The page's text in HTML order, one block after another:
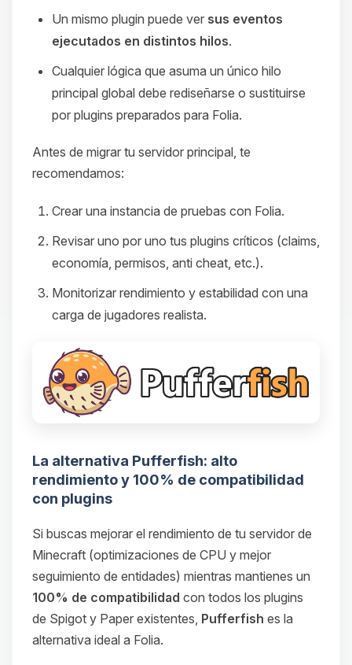
Un mismo plugin puede ver sus eventos
ejecutados en distintos hilos.
Cualquier lógica que asuma un único hilo
principal global debe rediseñarse o sustituirse
por plugins preparados para Folia.
Antes de migrar tu servidor principal, te
recomendamos:
Crear una instancia de pruebas con Folia.
Revisar uno por uno tus plugins críticos (claims,
economía, permisos, anti cheat, etc.).
Monitorizar rendimiento y estabilidad con una
carga de jugadores realista.
La alternativa Pufferfish: alto
rendimiento y 100% de compatibilidad
con plugins
Si buscas mejorar el rendimiento de tu servidor de
Minecraft (optimizaciones de CPU y mejor
seguimiento de entidades) mientras mantienes un
100% de compatibilidad con todos los plugins
de Spigot y Paper existentes, Pufferfish es la
alternativa ideal a Folia.